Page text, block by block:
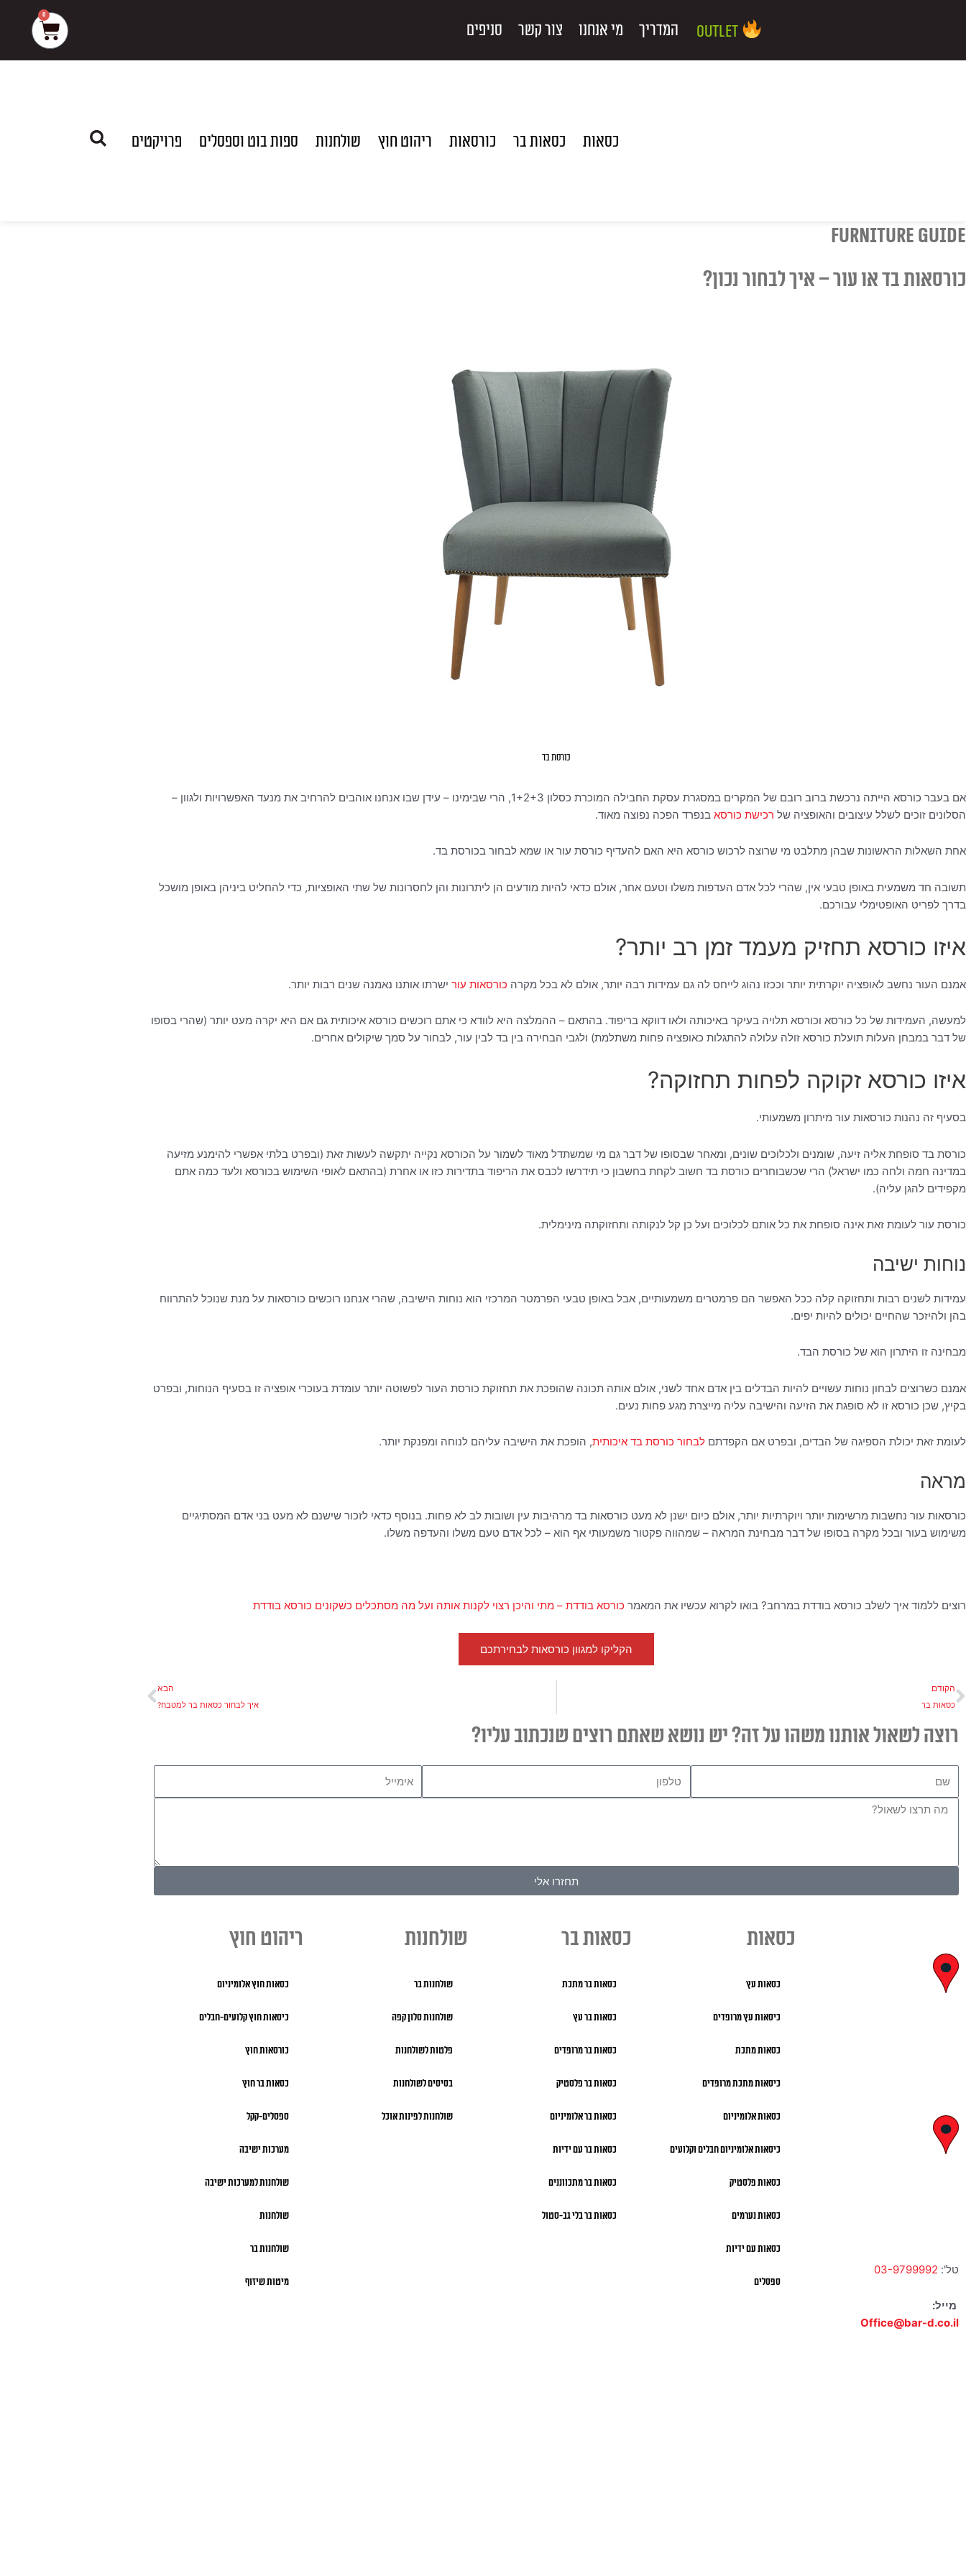
המדריך מי אנחנו צור קשר סניפים
0
עגלת
קניות
כסאות כסאות בר כורסאות ריהוט חוץ שולחנות ספות בוט וספסלים פרויקטים
furniture guide
כורסאות בד או עור – איך לבחור נכון?
כורסת בד
אם בעבר כורסא הייתה נרכשת ברוב רובם של המקרים במסגרת עסקת החבילה המוכרת כסלון 1+2+3, הרי שבימינו – עידן שבו אנחנו אוהבים להרחיב את מנעד האפשרויות ולגוון –
הסלונים זוכים לשלל עיצובים והאופציה של רכישת כורסא בנפרד הפכה נפוצה מאוד.
אחת השאלות הראשונות שבהן מתלבט מי שרוצה לרכוש כורסא היא האם להעדיף כורסת עור או שמא לבחור בכורסת בד.
תשובה חד משמעית באופן טבעי אין, שהרי לכל אדם העדפות משלו וטעם אחר, אולם כדאי להיות מודעים הן ליתרונות והן לחסרונות של שתי האופציות, כדי להחליט ביניהן באופן מושכל
בדרך לפריט האופטימלי עבורכם.
איזו כורסא תחזיק מעמד זמן רב יותר?
אמנם העור נחשב לאופציה יוקרתית יותר וככזו נהוג לייחס לה גם עמידות רבה יותר, אולם לא בכל מקרה כורסאות עור ישרתו אותנו נאמנה שנים רבות יותר.
למעשה, העמידות של כל כורסא וכורסא תלויה בעיקר באיכותה ולאו דווקא בריפוד. בהתאם – ההמלצה היא לוודא כי אתם רוכשים כורסא איכותית גם אם היא יקרה מעט יותר (שהרי בסופו
של דבר במבחן העלות תועלת כורסא זולה עלולה להתגלות כאופציה פחות משתלמת) ולגבי הבחירה בין בד לבין עור, לבחור על סמך שיקולים אחרים.
איזו כורסא זקוקה לפחות תחזוקה?
בסעיף זה נהנות כורסאות עור מיתרון משמעותי.
כורסת בד סופחת אליה זיעה, שומנים ולכלוכים שונים, ומאחר שבסופו של דבר גם מי שמשתדל מאוד לשמור על הכורסא נקייה יתקשה לעשות זאת (ובפרט בלתי אפשרי להימנע מזיעה
במדינה חמה ולחה כמו ישראל) הרי שכשבוחרים כורסת בד חשוב לקחת בחשבון כי תידרשו לכבס את הריפוד בתדירות כזו או אחרת (בהתאם לאופי השימוש בכורסא ולעד כמה אתם
מקפידים להגן עליה).
כורסת עור לעומת זאת אינה סופחת את כל אותם לכלוכים ועל כן קל לנקותה ותחזוקתה מינימלית.
נוחות ישיבה
עמידות לשנים רבות ותחזוקה קלה ככל האפשר הם פרמטרים משמעותיים, אבל באופן טבעי הפרמטר המרכזי הוא נוחות הישיבה, שהרי אנחנו רוכשים כורסאות על מנת שנוכל להתרווח
בהן ולהיזכר שהחיים יכולים להיות יפים.
מבחינה זו היתרון הוא של כורסת הבד.
אמנם כשרוצים לבחון נוחות עשויים להיות הבדלים בין אדם אחד לשני, אולם אותה תכונה שהופכת את תחזוקת כורסת העור לפשוטה יותר עומדת בעוכרי אופציה זו בסעיף הנוחות, ובפרט
בקיץ, שכן כורסא זו לא סופגת את הזיעה והישיבה עליה מייצרת מגע פחות נעים.
לעומת זאת יכולת הספיגה של הבדים, ובפרט אם הקפדתם לבחור כורסת בד איכותית, הופכת את הישיבה עליהם לנוחה ומפנקת יותר.
מראה
כורסאות עור נחשבות מרשימות יותר ויוקרתיות יותר, אולם כיום ישנן לא מעט כורסאות בד מרהיבות עין ושובות לב לא פחות. בנוסף כדאי לזכור שישנם לא מעט בני אדם המסתיגיים
משימוש בעור ובכל מקרה בסופו של דבר מבחינת המראה – שמהווה פקטור משמעותי אף הוא – לכל אדם טעם משלו והעדפה משלו.
רוצים ללמוד איך לשלב כורסא בודדת במרחב? בואו לקרוא עכשיו את המאמר כורסא בודדת – מתי והיכן רצוי לקנות אותה ועל מה מסתכלים כשקונים כורסא בודדת
הקליקו למגוון כורסאות לבחירתכם
קודם
הקודם
כסאות בר
הבא
איך לבחור כסאות בר למטבח?
הבא
רוצה לשאול אותנו משהו על זה? יש נושא שאתם רוצים שנכתוב עליו?
הודעה
תחזרו אלי
טל': 03-9799992
מייל:
Office@bar-d.co.il
כסאות
כסאות עץ
כיסאות עץ מרופדים
כסאות מתכת
כיסאות מתכת מרופדים
כסאות אלומיניום
כיסאות אלומיניום חבלים וקלועים
כסאות פלסטיק
כסאות נערמים
כסאות עם ידיות
ספסלים
כסאות בר
כסאות בר מתכת
כסאות בר עץ
כסאות בר מרופדים
כסאות בר פלסטיק
כסאות בר אלומיניום
כסאות בר עם ידיות
כסאות בר מתכווננים
כסאות בר בלי גב-סטול
שולחנות
שולחנות בר
שולחנות סלון קפה
פלטות לשולחנות
בסיסים לשולחנות
שולחנות לפינות אוכל
ריהוט חוץ
כסאות חוץ אלומיניום
כיסאות חוץ קלועים-חבלים
כורסאות חוץ
כסאות בר חוץ
ספסלים-קקל
מערכות ישיבה
שולחנות למערכות ישיבה
שולחנות
שולחנות בר
מיטות שיזוף